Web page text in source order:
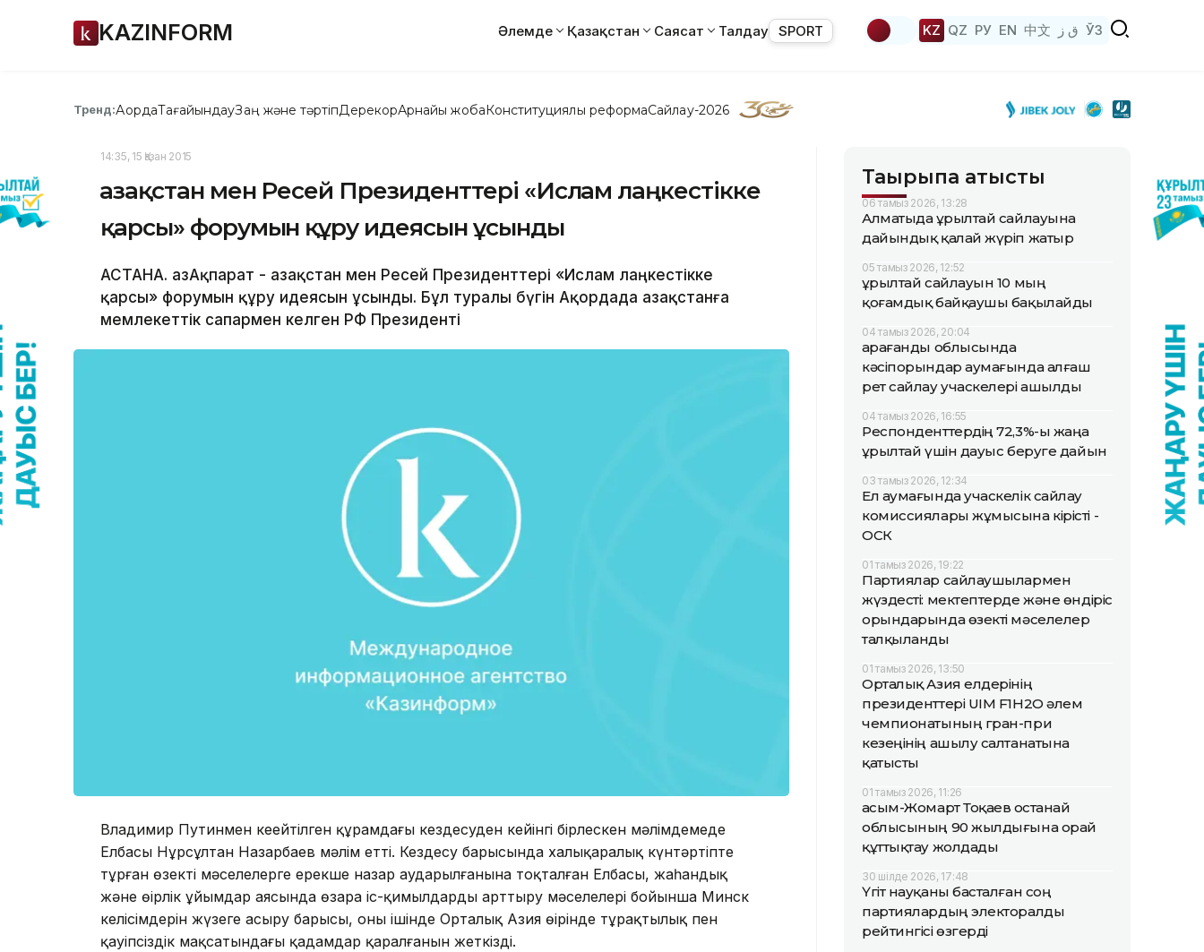
KAZINFORM Әлемде Қазақстан Саясат Талдау SPORT KZ QZ РУ EN 中文 ق ز ЎЗ
Тренд:АқордаТағайындауЗаң және тәртіпДерекқорАрнайы жобаКонституциялық реформаСайлау-2026
14:35, 15 Қазан 2015
Қазақстан мен Ресей Президенттері «Ислам лаңкестікке
қарсы» форумын құру идеясын ұсынды
АСТАНА. ҚазАқпарат - Қазақстан мен Ресей Президенттері «Ислам лаңкестікке
қарсы» форумын құру идеясын ұсынды. Бұл туралы бүгін Ақордада Қазақстанға
мемлекеттік сапармен келген РФ Президенті
Владимир Путинмен кеңейтілген құрамдағы кездесуден кейінгі бірлескен мәлімдемеде
Елбасы Нұрсұлтан Назарбаев мәлім етті. Кездесу барысында халықаралық күнтәртіпте
тұрған өзекті мәселелерге ерекше назар аударылғанына тоқталған Елбасы, жаһандық
және өңірлік ұйымдар аясында өзара іс-қимылдарды арттыру мәселелері бойынша Минск
келісімдерін жүзеге асыру барысы, оның ішінде Орталық Азия өңірінде тұрақтылық пен
қауіпсіздік мақсатындағы қадамдар қаралғанын жеткізді.
Тақырыпқа қатысты
06 тамыз 2026, 13:28
Алматыда Құрылтай сайлауына
дайындық қалай жүріп жатыр
05 тамыз 2026, 12:52
Құрылтай сайлауын 10 мың
қоғамдық байқаушы бақылайды
04 тамыз 2026, 20:04
Қарағанды облысында
кәсіпорындар аумағында алғаш
рет сайлау учаскелері ашылды
04 тамыз 2026, 16:55
Респонденттердің 72,3%-ы жаңа
Құрылтай үшін дауыс беруге дайын
03 тамыз 2026, 12:34
Ел аумағында учаскелік сайлау
комиссиялары жұмысына кірісті -
ОСК
01 тамыз 2026, 19:22
Партиялар сайлаушылармен
жүздесті: мектептерде және өндіріс
орындарында өзекті мәселелер
талқыланды
01 тамыз 2026, 13:50
Орталық Азия елдерінің
президенттері UIM F1H2O әлем
чемпионатының гран-при
кезеңінің ашылу салтанатына
қатысты
01 тамыз 2026, 11:26
Қасым-Жомарт Тоқаев Қостанай
облысының 90 жылдығына орай
құттықтау жолдады
30 шілде 2026, 17:48
Үгіт науқаны басталған соң
партиялардың электоралды
рейтингісі өзгерді